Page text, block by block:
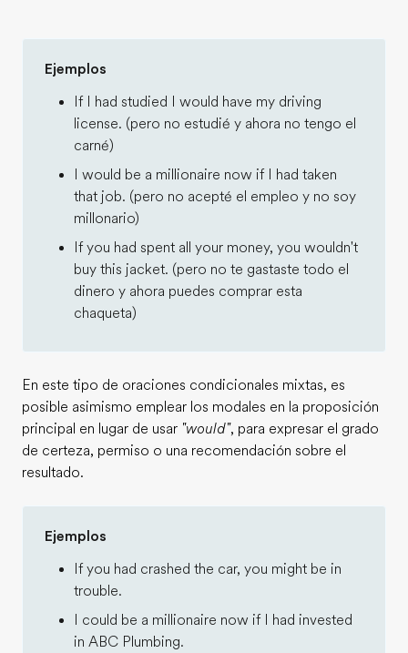
Ejemplos
If I had studied I would have my driving
license. (pero no estudié y ahora no tengo el
carné)
I would be a millionaire now if I had taken
that job. (pero no acepté el empleo y no soy
millonario)
If you had spent all your money, you wouldn't
buy this jacket. (pero no te gastaste todo el
dinero y ahora puedes comprar esta
chaqueta)
En este tipo de oraciones condicionales mixtas, es
posible asimismo emplear los modales en la proposición
principal en lugar de usar "would", para expresar el grado
de certeza, permiso o una recomendación sobre el
resultado.
Ejemplos
If you had crashed the car, you might be in
trouble.
I could be a millionaire now if I had invested
in ABC Plumbing.